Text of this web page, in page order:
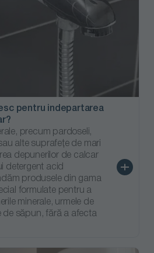
40.33 EUR
pentru indepartarea
precum pardoseli,
alte suprafețe de mari
depunerilor de calcar
detergent acid
produsele din gama
formulate pentru a
minerale, urmele de
de săpun, fără a afecta